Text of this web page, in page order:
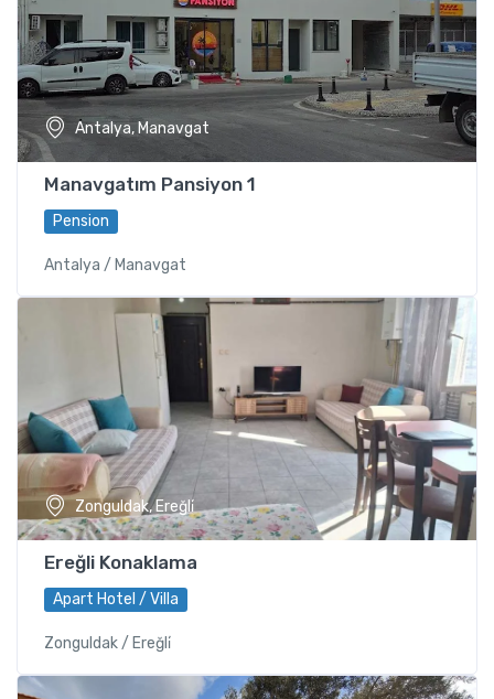
Antalya, Manavgat
Manavgatım Pansiyon 1
Pension
Antalya / Manavgat
Zonguldak, Ereğli̇
Ereğli Konaklama
Apart Hotel / Villa
Zonguldak / Ereğli̇